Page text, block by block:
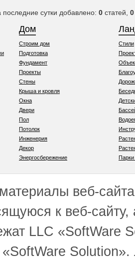
последние сутки добавлено: 0 статей, 0
Дом
Строим дом
Подготовка
Фундамент
Проекты
Стены
Крыша и кровля
Окна
Двери
Пол
Потолок
Инженерия
Декор
Энергосбережение
Стили
веб-
к веб-
LLC
Solution».